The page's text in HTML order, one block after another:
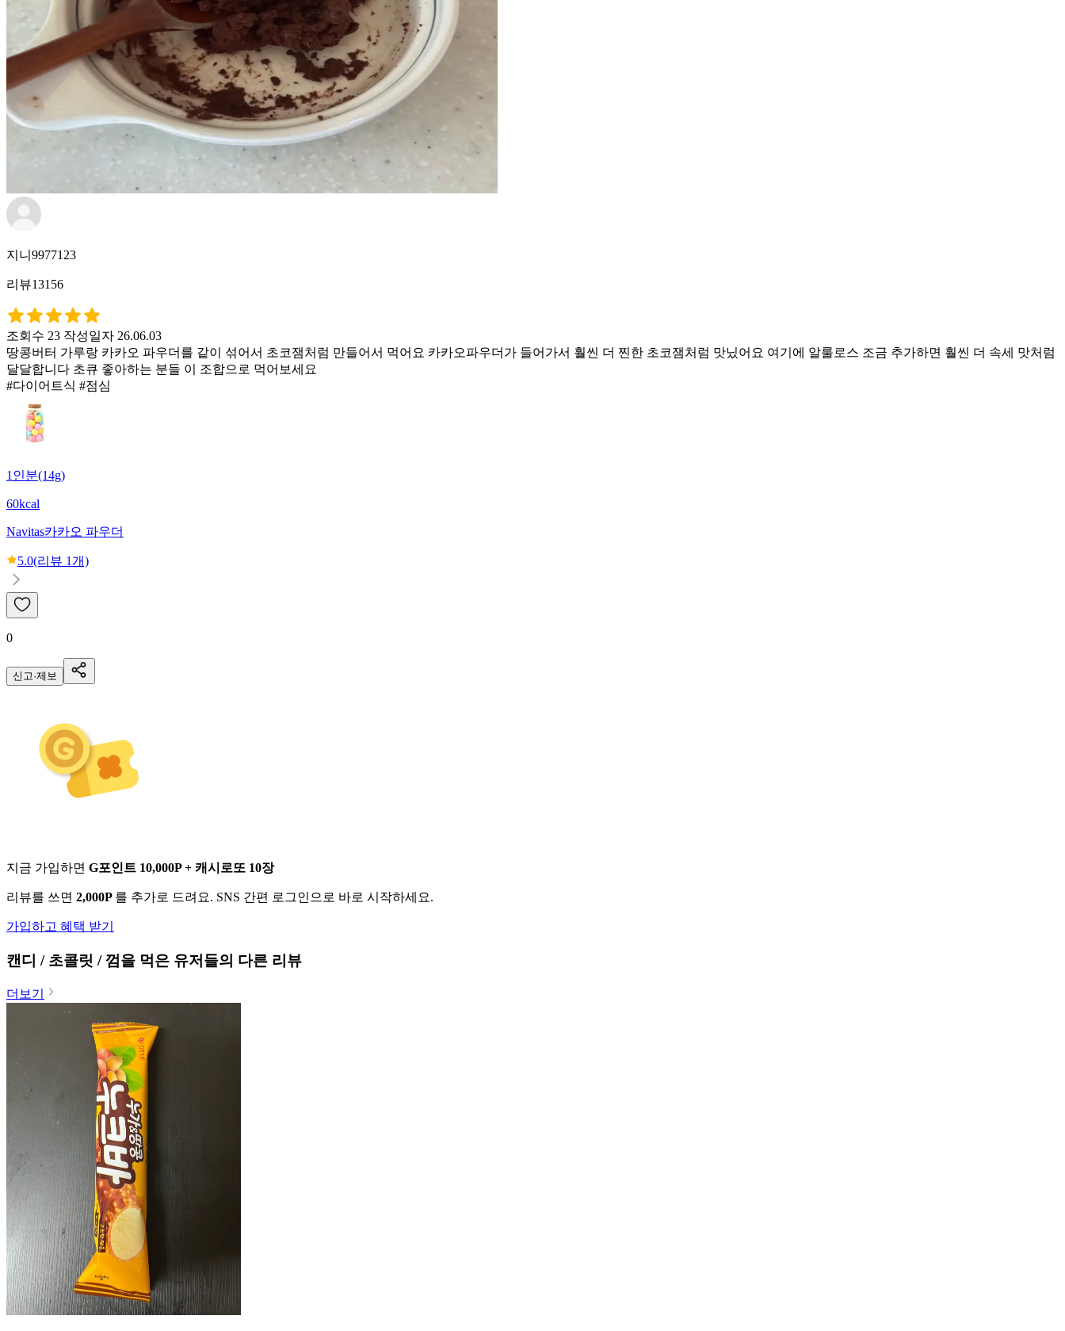
지니9977123
리뷰13156
조회수 23 작성일자 26.06.03
땅콩버터 가루랑 카카오 파우더를 같이 섞어서 초코잼처럼 만들어서 먹어요 카카오파우더가 들어가서 훨씬 더 찐한 초코잼처럼 맛닜어요 여기에 알룰로스 조금 추가하면 훨씬 더 속세 맛처럼
달달합니다 초큐 좋아하는 분들 이 조합으로 먹어보세요
#다이어트식 #점심
1인분(14g)
60kcal
Navitas카카오 파우더
5.0(리뷰 1개)
0
신고·제보
지금 가입하면 G포인트 10,000P + 캐시로또 10장
리뷰를 쓰면 2,000P 를 추가로 드려요. SNS 간편 로그인으로 바로 시작하세요.
가입하고 혜택 받기
캔디 / 초콜릿 / 껌을 먹은 유저들의 다른 리뷰
더보기